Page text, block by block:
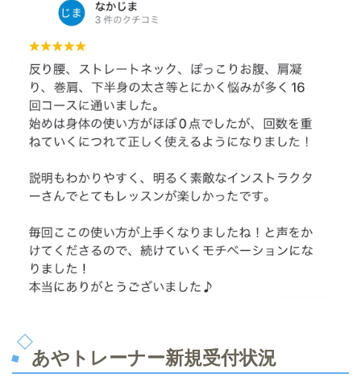
あやトレーナー新規受付状況